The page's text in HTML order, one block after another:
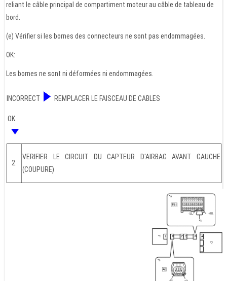
reliant le câble principal de compartiment moteur au câble de tableau de
bord.
(e) Vérifier si les bornes des connecteurs ne sont pas endommagées.
OK:
Les bornes ne sont ni déformées ni endommagées.
INCORRECT REMPLACER LE FAISCEAU DE CABLES
OK
2.
VERIFIER LE CIRCUIT DU CAPTEUR D'AIRBAG AVANT GAUCHE
(COUPURE)